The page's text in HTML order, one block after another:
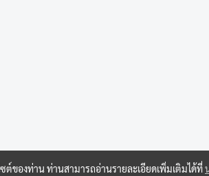
ต์ของท่าน ท่านสามารถอ่านรายละเอียดเพิ่มเติมได้ที่